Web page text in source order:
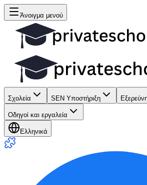
Άνοιγμα μενού
Σχολεία SEN Υποστήριξη
Οδηγοί και εργαλεία
Ελληνικά